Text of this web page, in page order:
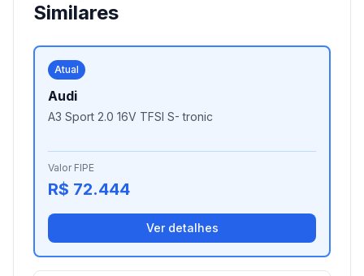
Similares
Atual
Audi
A3 Sport 2.0 16V TFSI S- tronic
Valor FIPE
R$ 72.444
Ver detalhes